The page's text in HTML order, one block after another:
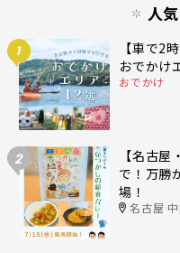
人
1
【車で2
おでかけ
おでかけ
2
【名古
で！万勝
場！
名古屋